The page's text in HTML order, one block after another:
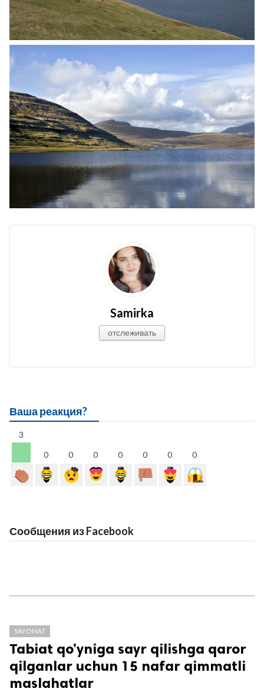
Samirka
отслеживать
Ваша реакция?
3
0
0 0 0 0 0 0
Сообщения из Facebook
SAYOHAT
Tabiat qo’yniga sayr qilishga qaror
qilganlar uchun 15 nafar qimmatli
maslahatlar